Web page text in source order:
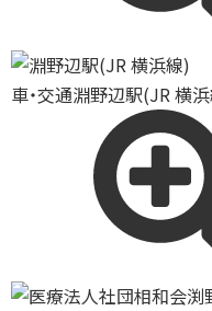
車・交通淵野辺駅(JR 横浜